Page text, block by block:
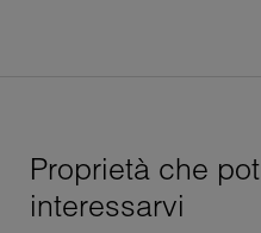
Proprietà che
interessarvi